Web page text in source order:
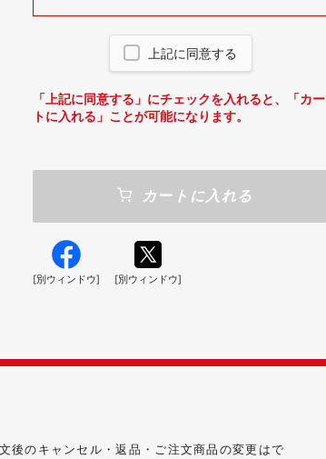
上記に同意する
「上記に同意する」にチェックを入れると、「カー
トに入れる」ことが可能になります。
カートに入れる
[別ウィンドウ] [別ウィンドウ]
後のキャンセル・返品・ご注文商品の変更はで